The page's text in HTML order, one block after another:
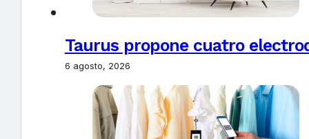
Taurus propone cuatro
6 agosto, 2026